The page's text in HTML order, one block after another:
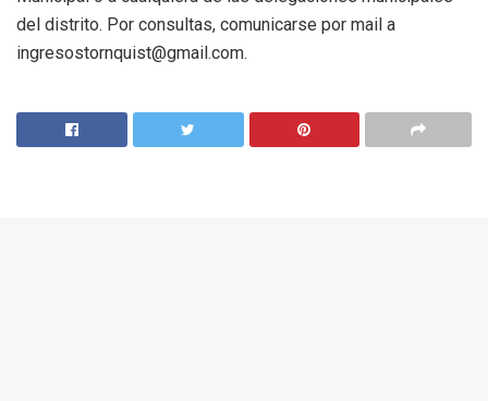
del distrito. Por consultas, comunicarse por mail a
ingresostornquist@gmail.com.